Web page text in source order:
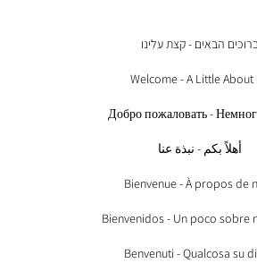
הבאים - קצת עלינו
Welcome - A Little About
Добро пожаловать -
أهلاً بكم - نبذة عنا
Bienvenue - À propos de
Bienvenidos - Un poco sobre
Benvenuti - Qualcosa su